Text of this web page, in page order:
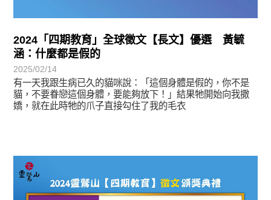
2024「四期教育」全球徵文【長文】優選 黃毓
涵：什麼都是假的
2025/02/14
有一天我跟生病已久的貓咪說：「這個身體是假的，你不是
貓，不要眷戀這個身體，要能夠放下！」結果牠開始向我撒
嬌，就在此時牠的爪子直接勾住了我的毛衣